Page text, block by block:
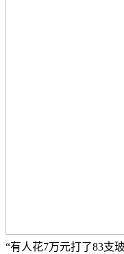
“有人花7万元打了83支